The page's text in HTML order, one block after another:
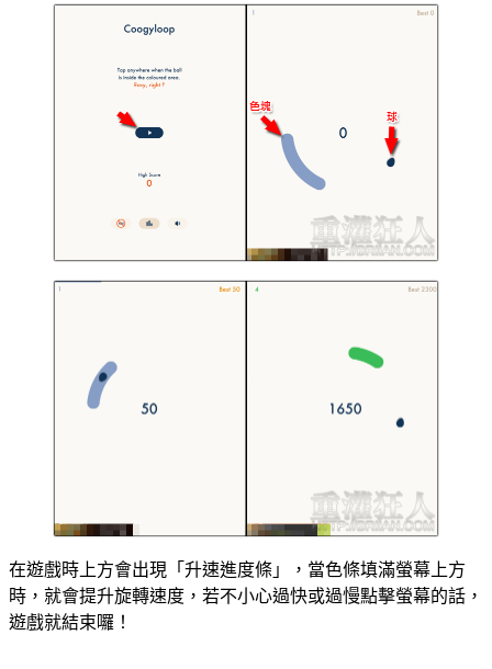
在遊戲時上方會出現「升速進度條」，當色條填滿螢幕上方
時，就會提升旋轉速度，若不小心過快或過慢點擊螢幕的話，
遊戲就結束囉！